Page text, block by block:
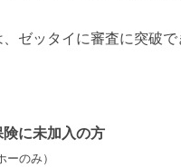
、ゼッタイに審査に突破で
に未加入の方
ーのみ）